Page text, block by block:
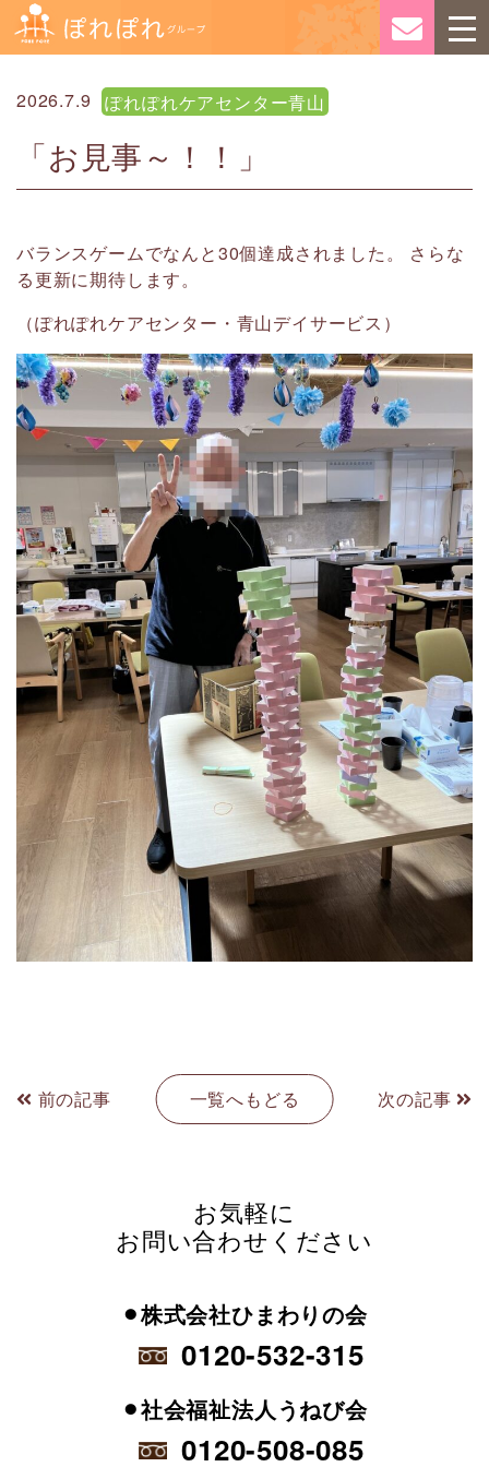
2026.7.9 ぽれぽれケアセンター青山
「お見事～！！」
バランスゲームでなんと30個達成されました。 さらな
る更新に期待します。
（ぽれぽれケアセンター・青山デイサービス）
前の記事 一覧へもどる 次の記事
お気軽に
お問い合わせください
⚫︎株式会社ひまわりの会
0120-532-315
⚫︎社会福祉法人うねび会
0120-508-085